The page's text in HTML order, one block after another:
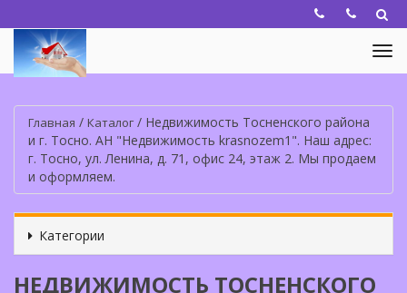
Главная / Каталог / Недвижимость Тосненского района
и г. Тосно. АН "Недвижимость krasnozem1". Наш адрес:
г. Тосно, ул. Ленина, д. 71, офис 24, этаж 2. Мы продаем
и оформляем.
Категории
НЕДВИЖИМОСТЬ ТОСНЕНСКОГО